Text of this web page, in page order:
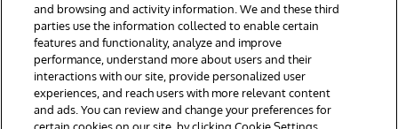
© 1996-2022 InterSystems Corporation, Boston, MA. Todos os
direitos reservados.
Avisos/Termos & Condições
Garantia
Acessibilidade
and browsing and activity information. We and these third
parties use the information collected to enable certain
features and functionality, analyze and improve
performance, understand more about users and their
interactions with our site, provide personalized user
experiences, and reach users with more relevant content
and ads. You can review and change your preferences for